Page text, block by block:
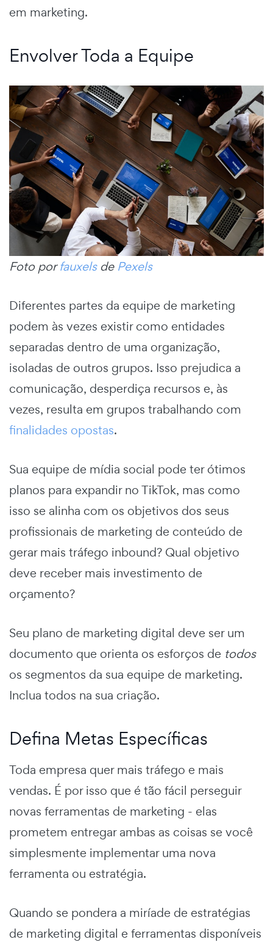
em marketing.
Envolver Toda a Equipe
Foto porfauxelsde Pexels
Diferentes partes da equipe de marketing
podem às vezes existir como entidades
separadas dentro de uma organização,
isoladas de outros grupos. Isso prejudica a
comunicação, desperdiça recursos e, às
vezes, resulta em grupos trabalhando com
finalidades opostas.
Sua equipe de mídia social pode ter ótimos
planos para expandir no TikTok, mas como
isso se alinha com os objetivos dos seus
profissionais de marketing de conteúdo de
gerar mais tráfego inbound? Qual objetivo
deve receber mais investimento de
orçamento?
Seu plano de marketing digital deve ser um
documento que orienta os esforços de todos
os segmentos da sua equipe de marketing.
Inclua todos na sua criação.
Defina Metas Específicas
Toda empresa quer mais tráfego e mais
vendas. É por isso que é tão fácil perseguir
novas ferramentas de marketing - elas
prometem entregar ambas as coisas se você
simplesmente implementar uma nova
ferramenta ou estratégia.
Quando se pondera a miríade de estratégias
de marketing digital e ferramentas disponíveis